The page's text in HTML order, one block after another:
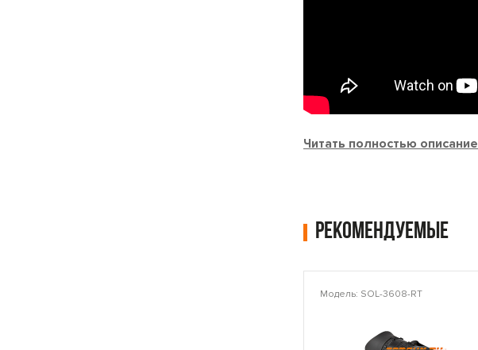
Читать полностью описание
Рекомендуемые
Модель: SOL-3608-RT